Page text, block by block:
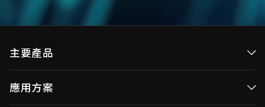
主要產品
應用方案